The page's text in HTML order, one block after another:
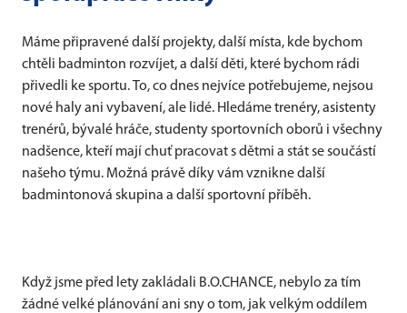
Máme připravené další projekty, další místa, kde bychom
chtěli badminton rozvíjet, a další děti, které bychom rádi
přivedli ke sportu. To, co dnes nejvíce potřebujeme, nejsou
nové haly ani vybavení, ale lidé. Hledáme trenéry, asistenty
trenérů, bývalé hráče, studenty sportovních oborů i všechny
nadšence, kteří mají chuť pracovat s dětmi a stát se součástí
našeho týmu. Možná právě díky vám vznikne další
badmintonová skupina a další sportovní příběh.
Když jsme před lety zakládali B.O.CHANCE, nebylo za tím
žádné velké plánování ani sny o tom, jak velkým oddílem